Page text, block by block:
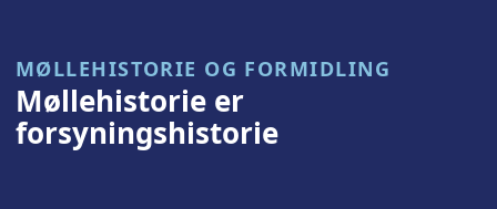
MØLLEHISTORIE OG FORMIDLING
Møllehistorie er
forsyningshistorie